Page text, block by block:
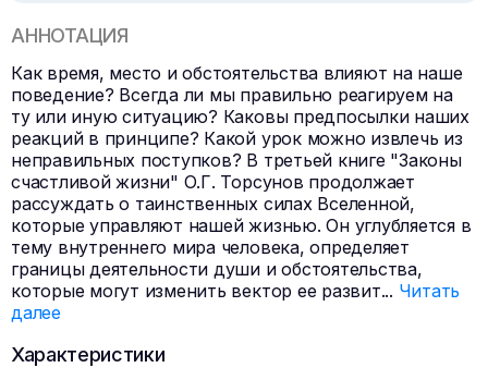
АННОТАЦИЯ
Как время, место и обстоятельства влияют на наше
поведение? Всегда ли мы правильно реагируем на
ту или иную ситуацию? Каковы предпосылки наших
реакций в принципе? Какой урок можно извлечь из
неправильных поступков? В третьей книге "Законы
счастливой жизни" О.Г. Торсунов продолжает
рассуждать о таинственных силах Вселенной,
которые управляют нашей жизнью. Он углубляется в
тему внутреннего мира человека, определяет
границы деятельности души и обстоятельства,
которые могут изменить вектор ее развит... Читать
далее
Характеристики